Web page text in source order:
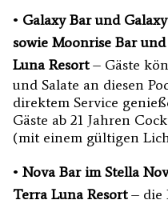
• Galaxy Bar und
sowie Moonrise Bar
Luna Resort– Gäste
und Salate an diesen
direktem Service
Gäste ab 21 Jahren
(mit einem gültigen
• Nova Bar im Stella
Terra Luna Resort– die